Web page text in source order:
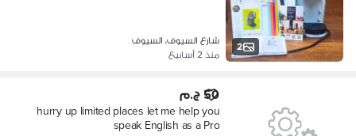
2
شارع السيوف، السيوف
منذ 2 أسابيع
50 ج.م
hurry up limited places let me help you
speak English as a Pro